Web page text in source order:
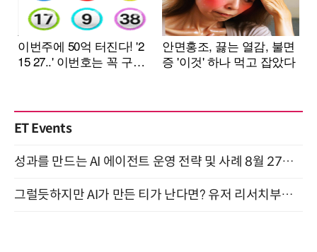
ET Events
성과를 만드는 AI 에이전트 운영 전략 및 사례 8월 27일 개최
그럴듯하지만 AI가 만든 티가 난다면? 유저 리서치부터 배포까지! (9/15)